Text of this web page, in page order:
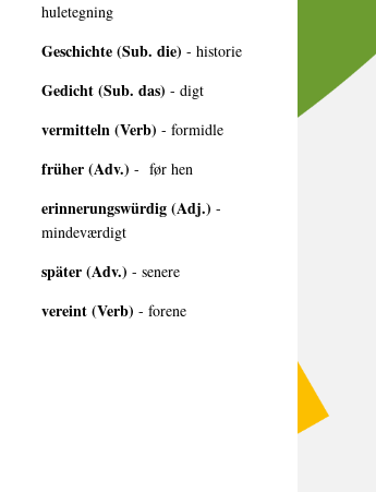
huletegning
Geschichte (Sub. die) - historie
Gedicht (Sub. das) - digt
vermitteln (Verb) - formidle
früher (Adv.) - før hen
erinnerungswürdig (Adj.) -
mindeværdigt
später (Adv.) - senere
vereint (Verb) - forene